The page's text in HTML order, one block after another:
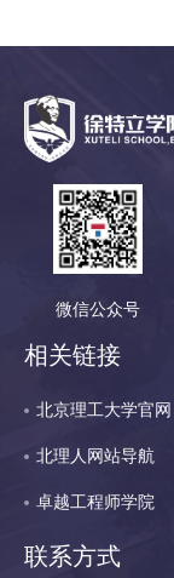
微信公众号
相关链接
北京理工大学官网
北理人网站导航
卓越工程师学院
联系方式